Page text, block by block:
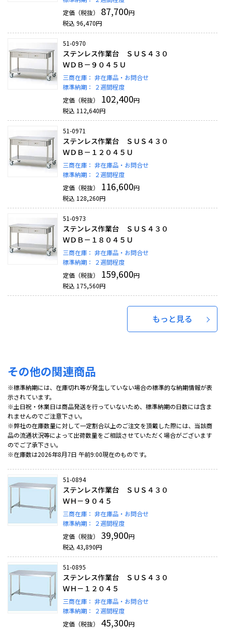
定価（税抜）
87,700円
税込 96,470円
51-0970
ステンレス作業台 ＳＵＳ４３０
ＷＤＢ－９０４５Ｕ
三商在庫： 非在庫品・お問合せ
標準納期：
２週間程度
定価（税抜）
102,400円
税込 112,640円
51-0971
ステンレス作業台 ＳＵＳ４３０
ＷＤＢ－１２０４５Ｕ
三商在庫： 非在庫品・お問合せ
標準納期：
２週間程度
定価（税抜）
116,600円
税込 128,260円
51-0973
ステンレス作業台 ＳＵＳ４３０
ＷＤＢ－１８０４５Ｕ
三商在庫： 非在庫品・お問合せ
標準納期：
２週間程度
定価（税抜）
159,600円
税込 175,560円
もっと見る
その他の関連商品
※標準納期には、在庫切れ等が発生していない場合の標準的な納期情報が表
示されています。
※土日祝・休業日は商品発送を行っていないため、標準納期の日数には含ま
れませんのでご注意下さい。
※弊社の在庫数量に対して一定割合以上のご注文を頂戴した際には、当該商
品の流通状況等によって出荷数量をご相談させていただく場合がございます
のでご了承下さい。
※在庫数は2026年8月7日 午前9:00現在のものです。
51-0894
ステンレス作業台 ＳＵＳ４３０
ＷＨ－９０４５
三商在庫： 非在庫品・お問合せ
標準納期：
２週間程度
定価（税抜）
39,900円
税込 43,890円
51-0895
ステンレス作業台 ＳＵＳ４３０
ＷＨ－１２０４５
三商在庫： 非在庫品・お問合せ
標準納期：
２週間程度
定価（税抜）
45,300円